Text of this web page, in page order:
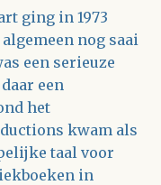
ging in 1973
nog saai
een serieuze
een
het
kwam als
taal voor
in